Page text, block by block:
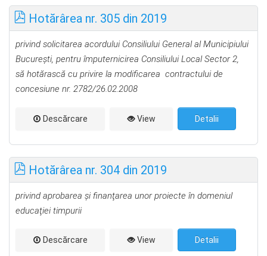
Hotărârea nr. 305 din 2019
privind solicitarea acordului Consiliului General al Municipiului
București, pentru împuternicirea Consiliului Local Sector 2,
să hotărască cu privire la modificarea contractului de
concesiune nr. 2782/26.02.2008
Descărcare View Detalii
Hotărârea nr. 304 din 2019
privind aprobarea şi finanţarea unor proiecte în domeniul
educaţiei timpurii
Descărcare View Detalii